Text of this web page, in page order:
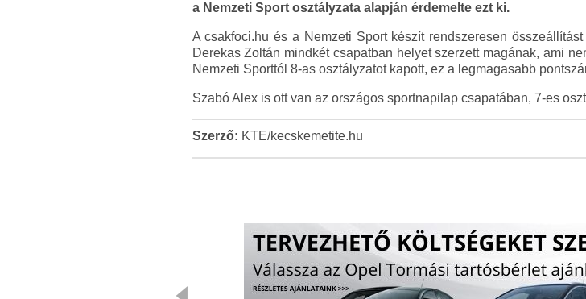
a Nemzeti Sport osztályzata alapján érdemelte ezt ki.
A csakfoci.hu és a Nemzeti Sport készít rendszeresen
Derekas Zoltán mindkét csapatban helyet szerzett magának, ami
Nemzeti Sporttól 8-as osztályzatot kapott, ez a legmagasabb
Szabó Alex is ott van az országos sportnapilap csapatában, 7-es
Szerző: KTE/kecskemetite.hu